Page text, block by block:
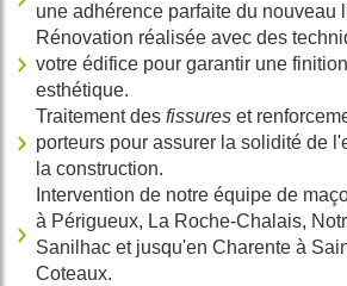
une adhérence parfaite du nouveau
Rénovation réalisée avec des
votre édifice pour garantir une finition
esthétique.
Traitement des fissures et
porteurs pour assurer la solidité de
la construction.
Intervention de notre équipe de
à Périgueux, La Roche-Chalais,
Sanilhac et jusqu'en Charente à
Coteaux.